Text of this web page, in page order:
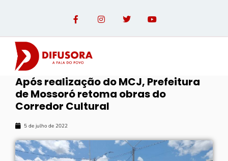
Após realização do MCJ, Prefeitura
de Mossoró retoma obras do
Corredor Cultural
5 de julho de 2022